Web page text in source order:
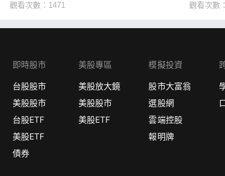
觀看次數：1471 觀看次數
即時股市
台股股市
美股股市
台股ETF
美股ETF
債券
美股專區
美股放大鏡
美股股市
美股ETF
模擬投資
股市大富翁
選股網
雲端控股
報明牌